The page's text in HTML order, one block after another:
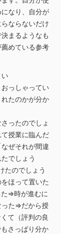
なり、自分が
ならないだけ
まるようなも
めている参考
い
っしゃってい
たのかが分か
ったのでしょ
授業に臨んだ
ぜそれが間違
でしょう
たのでしょう
ほって置いた
⇒時が進むに
った⇒だから授
て（評判の良
さっぱり分か